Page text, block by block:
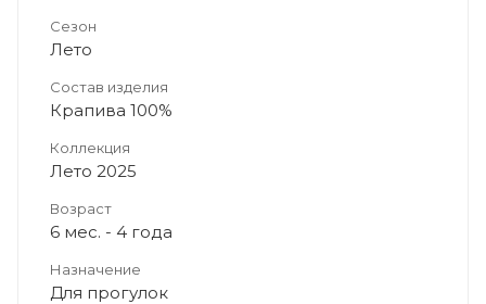
Сезон
Лето
Состав изделия
Крапива 100%
Коллекция
Лето 2025
Возраст
6 мес. - 4 года
Назначение
Для прогулок